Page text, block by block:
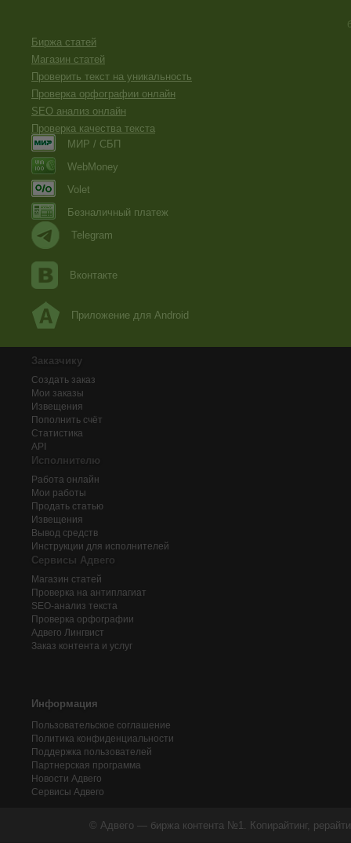
Биржа статей
Магазин статей
Проверить текст на уникальность
Проверка орфографии онлайн
SEO анализ онлайн
Проверка качества текста
МИР / СБП
WebMoney
Volet
Безналичный платеж
Telegram
Вконтакте
Приложение для Android
Заказчику
Создать заказ
Мои заказы
Извещения
Пополнить счёт
Статистика
API
Исполнителю
Работа онлайн
Мои работы
Продать статью
Извещения
Вывод средств
Инструкции для исполнителей
Сервисы Адвего
Магазин статей
Проверка на антиплагиат
SEO-анализ текста
Проверка орфографии
Адвего Лингвист
Заказ контента и услуг
Информация
Пользовательское соглашение
Политика конфиденциальности
Поддержка пользователей
Партнерская программа
Новости Адвего
Сервисы Адвего
© Адвего — биржа контента №1. Копирайтинг,